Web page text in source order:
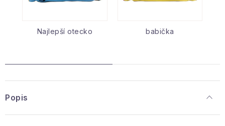
Najlepší otecko babička
Popis